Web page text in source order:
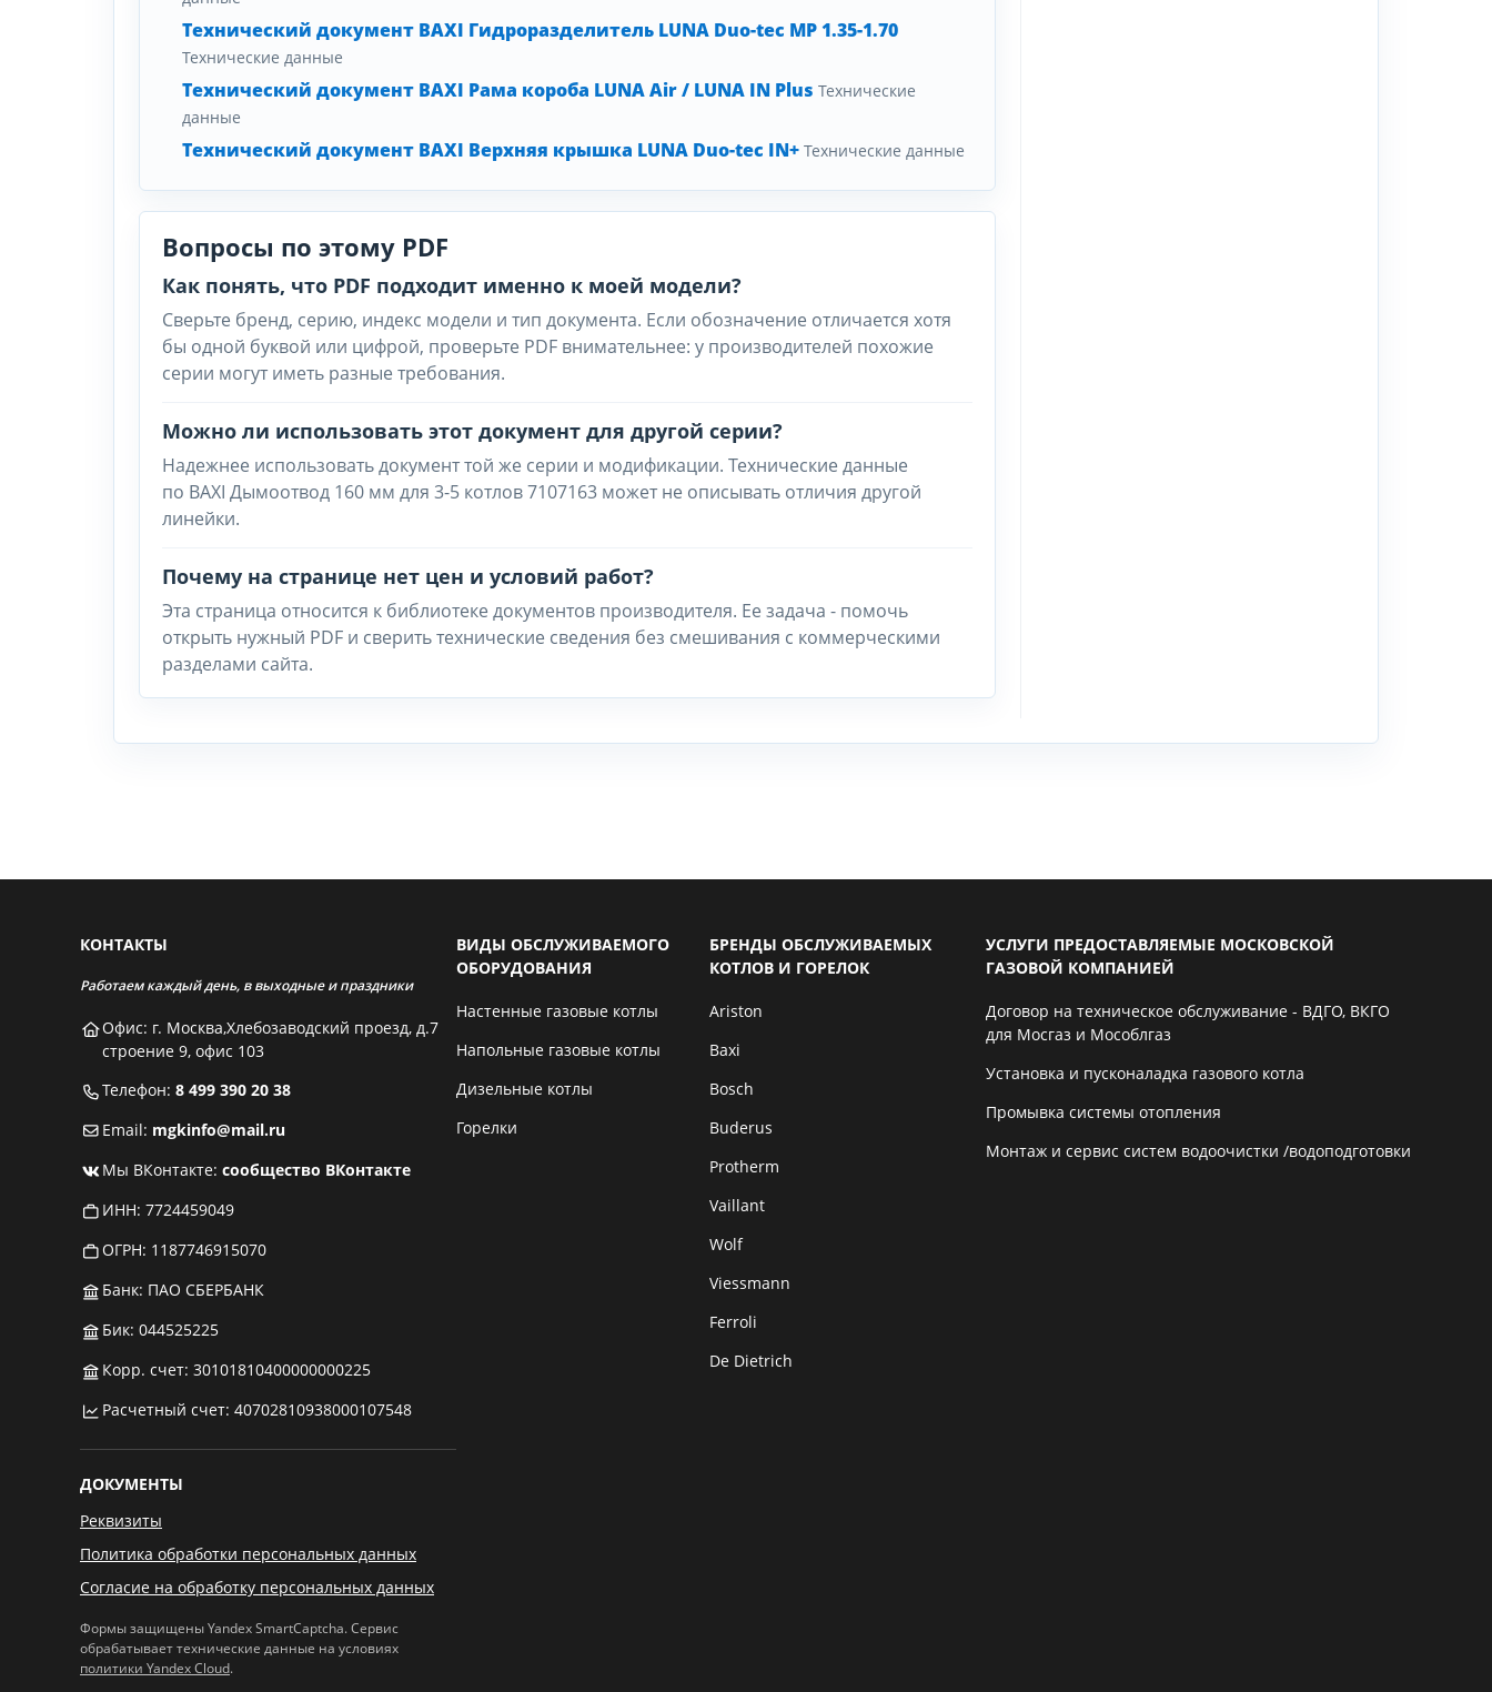
Технический документ BAXI Гидроразделитель LUNA Duo-tec MP 1.35-1.70
Технические данные
Технический документ BAXI Рама короба LUNA Air / LUNA IN Plus Технические
данные
Технический документ BAXI Верхняя крышка LUNA Duo-tec IN+ Технические данные
Вопросы по этому PDF
Как понять, что PDF подходит именно к моей модели?
Сверьте бренд, серию, индекс модели и тип документа. Если обозначение отличается хотя
бы одной буквой или цифрой, проверьте PDF внимательнее: у производителей похожие
серии могут иметь разные требования.
Можно ли использовать этот документ для другой серии?
Надежнее использовать документ той же серии и модификации. Технические данные
по BAXI Дымоотвод 160 мм для 3-5 котлов 7107163 может не описывать отличия другой
линейки.
Почему на странице нет цен и условий работ?
Эта страница относится к библиотеке документов производителя. Ее задача - помочь
открыть нужный PDF и сверить технические сведения без смешивания с коммерческими
разделами сайта.
КОНТАКТЫ
Работаем каждый день, в выходные и праздники
Офис: г. Москва,Хлебозаводский проезд, д.7
строение 9, офис 103
Телефон: 8 499 390 20 38
Email: mgkinfo@mail.ru
Мы ВКонтакте: сообщество ВКонтакте
ИНН: 7724459049
ОГРН: 1187746915070
Банк: ПАО СБЕРБАНК
Бик: 044525225
Корр. счет: 30101810400000000225
Расчетный счет: 40702810938000107548
ДОКУМЕНТЫ
Реквизиты
Политика обработки персональных данных
Согласие на обработку персональных данных
Формы защищены Yandex SmartCaptcha. Сервис
обрабатывает технические данные на условиях
политики Yandex Cloud.
ВИДЫ ОБСЛУЖИВАЕМОГО
ОБОРУДОВАНИЯ
Настенные газовые котлы
Напольные газовые котлы
Дизельные котлы
Горелки
БРЕНДЫ ОБСЛУЖИВАЕМЫХ
КОТЛОВ И ГОРЕЛОК
Ariston
Baxi
Bosch
Buderus
Protherm
Vaillant
Wolf
Viessmann
Ferroli
De Dietrich
УСЛУГИ ПРЕДОСТАВЛЯЕМЫЕ МОСКОВСКОЙ
ГАЗОВОЙ КОМПАНИЕЙ
Договор на техническое обслуживание - ВДГО, ВКГО
для Мосгаз и Мособлгаз
Установка и пусконаладка газового котла
Промывка системы отопления
Монтаж и сервис систем водоочистки /водоподготовки